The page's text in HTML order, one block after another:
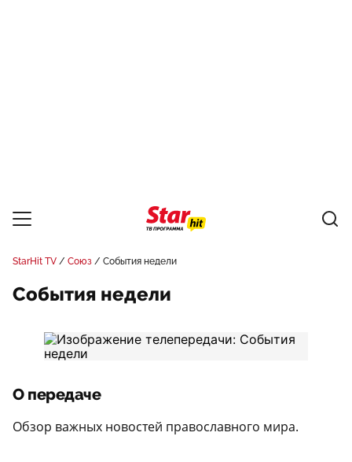
StarHit TV Союз События недели
События недели
О передаче
Обзор важных новостей православного мира.